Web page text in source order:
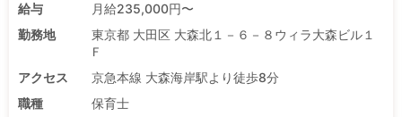
給与
月給235,000円〜
勤務地
東京都 大田区 大森北１－６－８ウィラ大森ビル１
Ｆ
アクセス
京急本線 大森海岸駅より徒歩8分
職種
保育士